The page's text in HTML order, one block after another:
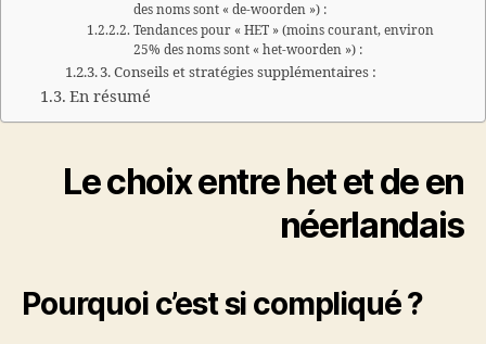
des noms sont « de-woorden ») :
Tendances pour « HET » (moins courant, environ
25% des noms sont « het-woorden ») :
3. Conseils et stratégies supplémentaires :
En résumé
Le choix entre het et de en
néerlandais
Pourquoi c’est si compliqué ?